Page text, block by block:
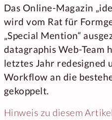
Das Online-Magazin
wird vom Rat für
„Special Mention“
datagraphis Web-Team
letztes Jahr redesigned
Workflow an die
gekoppelt.
Hinweis zu diesem